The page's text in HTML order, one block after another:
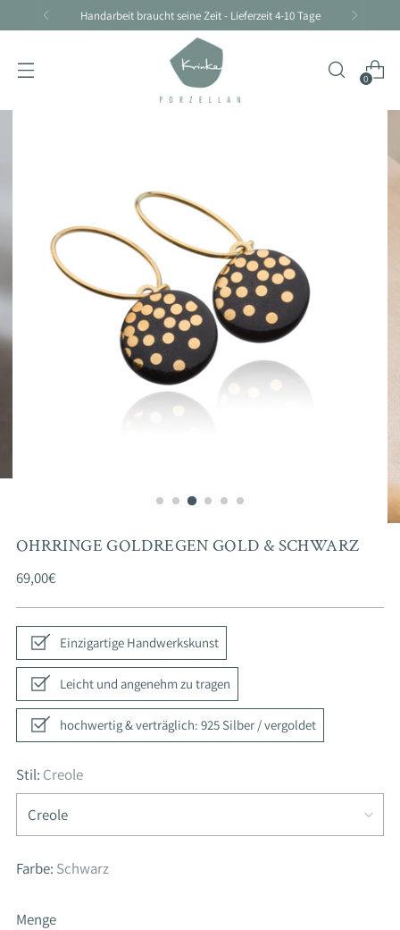
Handarbeit braucht seine Zeit - Lieferzeit 4-10 Tage
0
OHRRINGE GOLDREGEN GOLD & SCHWARZ
Regulärer
69,00€
Einzigartige Handwerkskunst
Leicht und angenehm zu tragen
hochwertig & verträglich: 925 Silber / vergoldet
Stil: Creole
Farbe: Schwarz
Menge